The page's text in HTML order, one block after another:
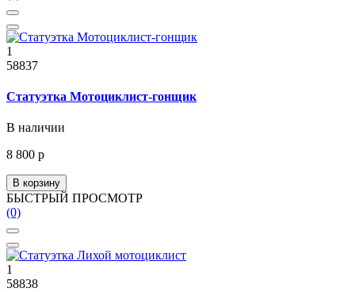
1
58837
Статуэтка Мотоциклист-гонщик
В наличии
8 800 р
В корзину
БЫСТРЫЙ ПРОСМОТР
(0)
1
58838